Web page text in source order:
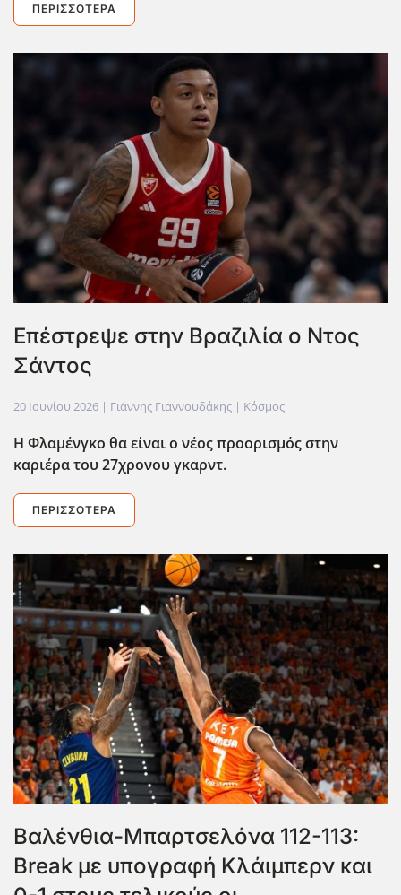
ΠΕΡΙΣΣΌΤΕΡΑ
Επέστρεψε στην Βραζιλία ο Ντος
Σάντος
20 Ιουνίου 2026 | Γιάννης Γιαννουδάκης | Κόσμος
Η Φλαμένγκο θα είναι ο νέος προορισμός στην
καριέρα του 27χρονου γκαρντ.
ΠΕΡΙΣΣΌΤΕΡΑ
Βαλένθια-Μπαρτσελόνα 112-113:
Break με υπογραφή Κλάιμπερν και